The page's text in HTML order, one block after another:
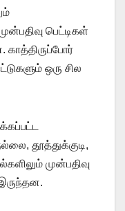
பெட்டிகள்
காத்திருப்போர்
ஒரு சில
தூத்துக்குடி,
முன்பதிவு